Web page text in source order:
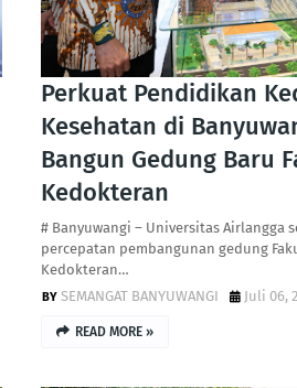
Perkuat Pendidikan
Kesehatan di
Bangun Gedung Baru
Kedokteran
# Banyuwangi – Universitas Airlangga
percepatan pembangunan gedung
Kedokteran…
SEMANGAT BANYUWANGI
Juli 06,
READ MORE »